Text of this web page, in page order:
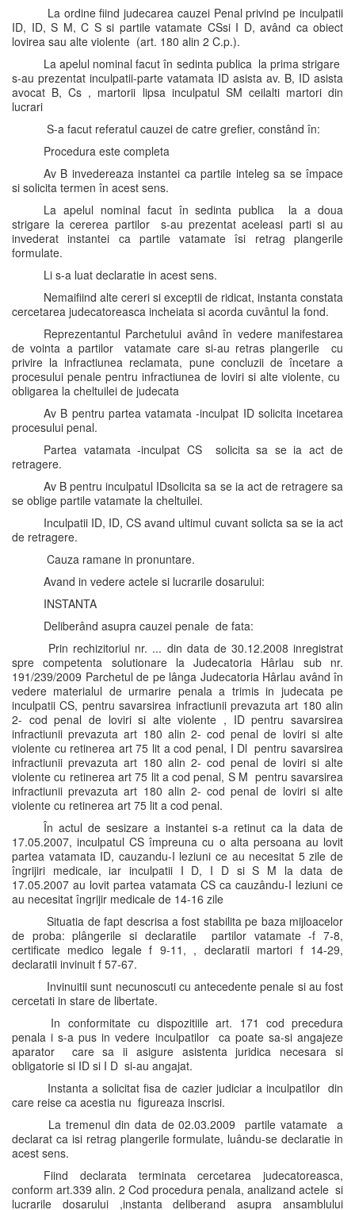
La ordine fiind judecarea cauzei Penal privind pe inculpatii
ID, ID, S M, C S si partile vatamate CSsi I D, având ca obiect
lovirea sau alte violente (art. 180 alin 2 C.p.).
La apelul nominal facut în sedinta publica la prima strigare
s-au prezentat inculpatii-parte vatamata ID asista av. B, ID asista
avocat B, Cs , martorii lipsa inculpatul SM ceilalti martori din
lucrari
S-a facut referatul cauzei de catre grefier, constând în:
Procedura este completa
Av B invedereaza instantei ca partile inteleg sa se împace
si solicita termen în acest sens.
La apelul nominal facut în sedinta publica la a doua
strigare la cererea partilor s-au prezentat aceleasi parti si au
invederat instantei ca partile vatamate îsi retrag plangerile
formulate.
Li s-a luat declaratie in acest sens.
Nemaifiind alte cereri si exceptii de ridicat, instanta constata
cercetarea judecatoreasca incheiata si acorda cuvântul la fond.
Reprezentantul Parchetului având în vedere manifestarea
de vointa a partilor vatamate care si-au retras plangerile cu
privire la infractiunea reclamata, pune concluzii de încetare a
procesului penale pentru infractiunea de loviri si alte violente, cu
obligarea la cheltuilei de judecata
Av B pentru partea vatamata -inculpat ID solicita incetarea
procesului penal.
Partea vatamata -inculpat CS solicita sa se ia act de
retragere.
Av B pentru inculpatul IDsolicita sa se ia act de retragere sa
se oblige partile vatamate la cheltuilei.
Inculpatii ID, ID, CS avand ultimul cuvant solicta sa se ia act
de retragere.
Cauza ramane in pronuntare.
Avand in vedere actele si lucrarile dosarului:
INSTANTA
Deliberând asupra cauzei penale de fata:
Prin rechizitoriul nr. ... din data de 30.12.2008 inregistrat
spre competenta solutionare la Judecatoria Hârlau sub nr.
191/239/2009 Parchetul de pe lânga Judecatoria Hârlau având în
vedere materialul de urmarire penala a trimis in judecata pe
inculpatii CS, pentru savarsirea infractiunii prevazuta art 180 alin
2- cod penal de loviri si alte violente , ID pentru savarsirea
infractiunii prevazuta art 180 alin 2- cod penal de loviri si alte
violente cu retinerea art 75 lit a cod penal, I Dl pentru savarsirea
infractiunii prevazuta art 180 alin 2- cod penal de loviri si alte
violente cu retinerea art 75 lit a cod penal, S M pentru savarsirea
infractiunii prevazuta art 180 alin 2- cod penal de loviri si alte
violente cu retinerea art 75 lit a cod penal.
În actul de sesizare a instantei s-a retinut ca la data de
17.05.2007, inculpatul CS împreuna cu o alta persoana au lovit
partea vatamata ID, cauzandu-I leziuni ce au necesitat 5 zile de
îngrijiri medicale, iar inculpatii I D, I D si S M la data de
17.05.2007 au lovit partea vatamata CS ca cauzându-I leziuni ce
au necesitat îngrijir medicale de 14-16 zile
Situatia de fapt descrisa a fost stabilita pe baza mijloacelor
de proba: plângerile si declaratile partilor vatamate -f 7-8,
certificate medico legale f 9-11, , declaratii martori f 14-29,
declaratii invinuit f 57-67.
Invinuitii sunt necunoscuti cu antecedente penale si au fost
cercetati in stare de libertate.
In conformitate cu dispozitiile art. 171 cod precedura
penala i s-a pus in vedere inculpatilor ca poate sa-si angajeze
aparator care sa ii asigure asistenta juridica necesara si
obligatorie si ID si I D si-au angajat.
Instanta a solicitat fisa de cazier judiciar a inculpatilor din
care reise ca acestia nu figureaza inscrisi.
La tremenul din data de 02.03.2009 partile vatamate a
declarat ca isi retrag plangerile formulate, luându-se declaratie in
acest sens.
Fiind declarata terminata cercetarea judecatoreasca,
conform art.339 alin. 2 Cod procedura penala, analizand actele si
lucrarile dosarului ,instanta deliberand asupra ansamblului